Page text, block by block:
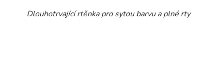
Dlouhotrvající rtěnka pro sytou barvu a plné rty